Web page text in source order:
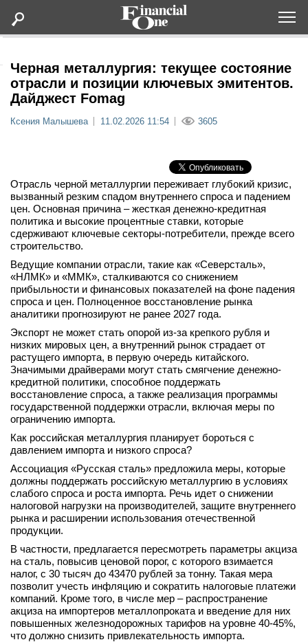
Статьи
Мероприятия
Новости
Интервью
вконтакте
телеграм
Стать автором
Вход
Черная металлургия: текущее состояние
отрасли и позиции ключевых эмитентов.
Дайджест Fomag
Ксения Малышева 11.02.2026 11:54 3605
Отрасль черной металлургии переживает глубокий кризис,
вызванный резким спадом внутреннего спроса и падением
цен. Основная причина – жесткая денежно-кредитная
политика и высокие процентные ставки, которые
сдерживают ключевые секторы-потребители, прежде всего
строительство.
Ведущие компании отрасли, такие как «Северсталь»,
«НЛМК» и «ММК», сталкиваются со снижением
прибыльности и финансовых показателей на фоне падения
спроса и цен. Полноценное восстановление рынка
аналитики прогнозируют не ранее 2027 года.
Экспорт не может стать опорой из-за крепкого рубля и
низких мировых цен, а внутренний рынок страдает от
растущего импорта, в первую очередь китайского.
Значимыми драйверами могут стать смягчение денежно-
кредитной политики, способное поддержать
восстановление спроса, а также реализация программы
государственной поддержки отрасли, включая меры по
ограничению импорта.
Как российская металлургия планирует бороться с
давлением импорта и низкого спроса?
Ассоциация «Русская сталь» предложила меры, которые
должны поддержать российскую металлургию в условиях
слабого спроса и роста импорта. Речь идет о снижении
налоговой нагрузки на производителей, защите внутреннего
рынка и расширении использования отечественной
продукции.
В частности, предлагается пересмотреть параметры акциза
на сталь, повысив ценовой порог, с которого взимается
налог, с 30 тысяч до 43470 рублей за тонну. Такая мера
позволит учесть инфляцию и сократить налоговые платежи
компаний. Кроме того, в числе мер – распространение
акциза на импортеров металлопроката и введение для них
повышенных железнодорожных тарифов на уровне 40-45%,
что должно снизить привлекательность импорта.